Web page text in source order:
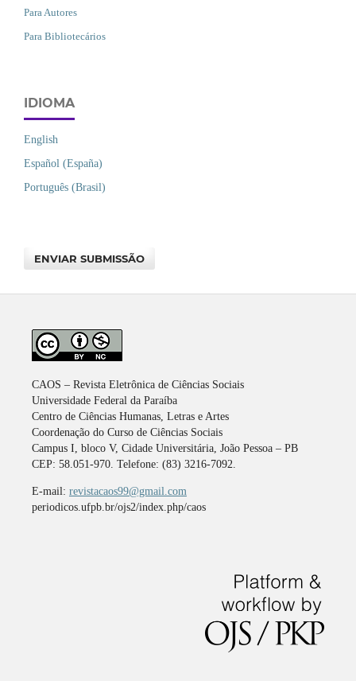
Para Autores
Para Bibliotecários
IDIOMA
English
Español (España)
Português (Brasil)
ENVIAR SUBMISSÃO
CAOS – Revista Eletrônica de Ciências Sociais
Universidade Federal da Paraíba
Centro de Ciências Humanas, Letras e Artes
Coordenação do Curso de Ciências Sociais
Campus I, bloco V, Cidade Universitária, João Pessoa – PB
CEP: 58.051-970. Telefone: (83) 3216-7092.
E-mail: revistacaos99@gmail.com
periodicos.ufpb.br/ojs2/index.php/caos